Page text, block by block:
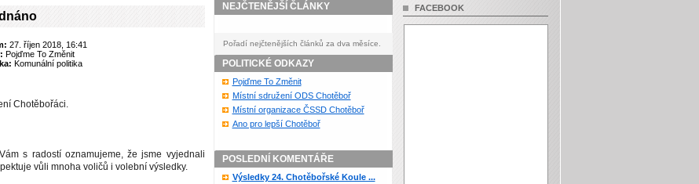
27. říjen 2018, 16:41
Pojďme To Změnit
Komunální politika
Chotěbořáci.
s radostí oznamujeme, že jsme vyjednali
vůli mnoha voličů i volební výsledky.
NEJČTENĚJŠÍ ČLÁNKY
Pořadí nejčtenějších článků za dva měsíce.
POLITICKÉ ODKAZY
Pojďme To Změnit
Místní sdružení ODS Chotěboř
Místní organizace ČSSD Chotěboř
Ano pro lepší Chotěboř
POSLEDNÍ KOMENTÁŘE
Výsledky 24. Chotěbořské Koule ...
FACEBOOK